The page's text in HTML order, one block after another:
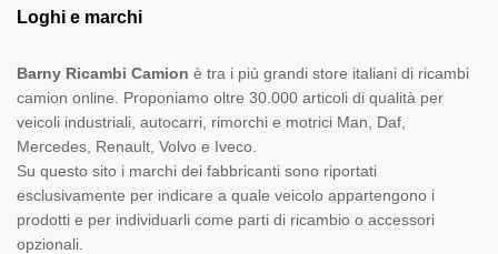
Loghi e marchi
Barny Ricambi Camion è tra i più grandi store italiani di ricambi
camion online. Proponiamo oltre 30.000 articoli di qualità per
veicoli industriali, autocarri, rimorchi e motrici Man, Daf,
Mercedes, Renault, Volvo e Iveco.
Su questo sito i marchi dei fabbricanti sono riportati
esclusivamente per indicare a quale veicolo appartengono i
prodotti e per individuarli come parti di ricambio o accessori
opzionali.